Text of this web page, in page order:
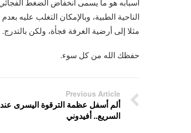
الناحية الطبية، وبالإمكان التغلب عليه
مثلا إلى أرضية الغرفة فجأة، ولكن بالتدرج.
حفظك الله من كل سوء.
Previous Article
ألم أسفل عظمة الترقوة اليسرى
السريع.. أفيدوني